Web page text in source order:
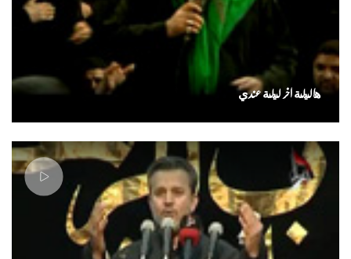
هاليلة اخر ليلة عندي